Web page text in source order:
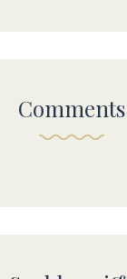
Comments